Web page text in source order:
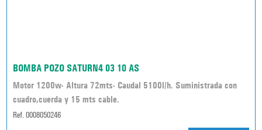
BOMBA POZO SATURN4 03 10 AS
Motor 1200w- Altura 72mts- Caudal 5100l/h. Suministrada con
cuadro,cuerda y 15 mts cable.
Ref. 0008050246